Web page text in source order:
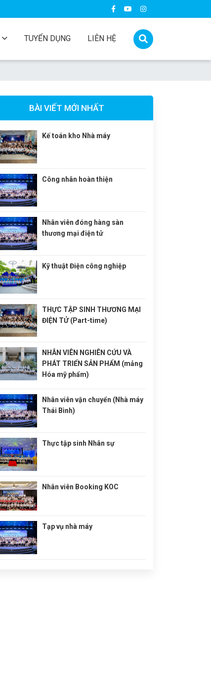
TUYỂN DỤNG LIÊN HỆ
BÀI VIẾT MỚI NHẤT
Kế toán kho Nhà máy
Công nhân hoàn thiện
Nhân viên đóng hàng sàn
thương mại điện tử
Kỹ thuật Điện công nghiệp
THỰC TẬP SINH THƯƠNG MẠI
ĐIỆN TỬ (Part-time)
NHÂN VIÊN NGHIÊN CỨU VÀ
PHÁT TRIỂN SẢN PHẨM (mảng
Hóa mỹ phẩm)
Nhân viên vận chuyển (Nhà máy
Thái Bình)
Thực tập sinh Nhân sự
Nhân viên Booking KOC
Tạp vụ nhà máy